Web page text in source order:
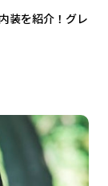
装を紹介！グレ